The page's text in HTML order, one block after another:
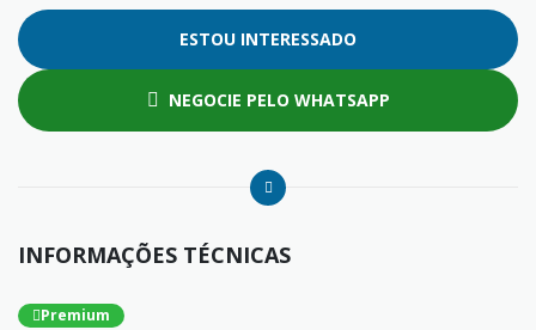
ESTOU INTERESSADO
NEGOCIE PELO WHATSAPP
INFORMAÇÕES TÉCNICAS
Premium